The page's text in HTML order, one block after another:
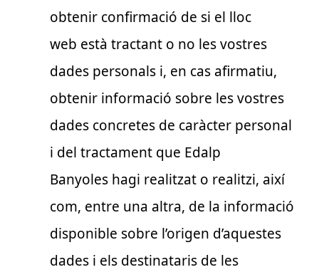
obtenir confirmació de si el lloc
web està tractant o no les vostres
dades personals i, en cas afirmatiu,
obtenir informació sobre les vostres
dades concretes de caràcter personal
i del tractament que Edalp
Banyoles hagi realitzat o realitzi, així
com, entre una altra, de la informació
disponible sobre l’origen d’aquestes
dades i els destinataris de les